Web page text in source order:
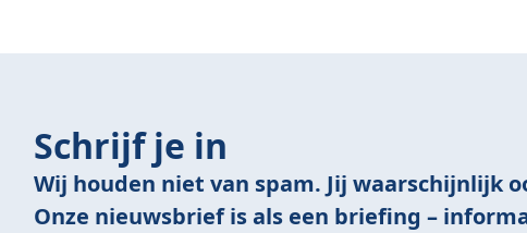
Schrijf je in
Wij houden niet van spam. Jij waarschijnlijk
Onze nieuwsbrief is als een briefing –